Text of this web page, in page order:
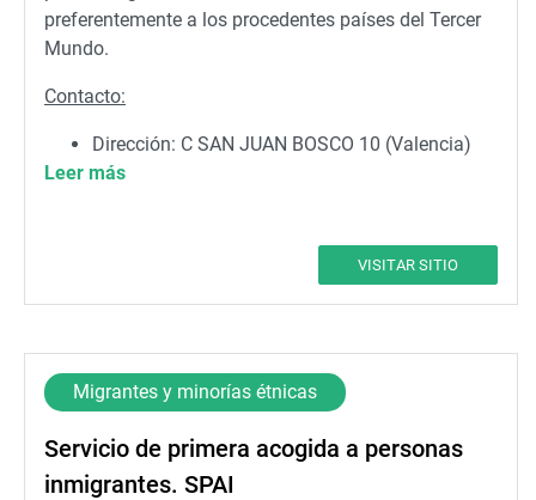
preferentemente a los procedentes países del Tercer
Mundo.
Contacto:
Dirección: C SAN JUAN BOSCO 10 (Valencia)
Teléfono: 963366018
Leer más
VISITAR SITIO
Migrantes y minorías étnicas
Servicio de primera acogida a personas
inmigrantes. SPAI